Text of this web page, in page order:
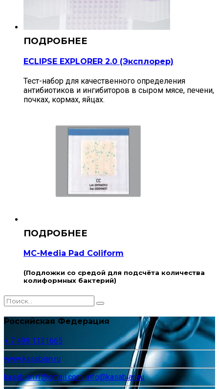
ECLIPSE EXPLORER 2.0 (Эксплорер)
Тест-набор для качественного определения
антибиотиков и ингибиторов в сыром мясе, печени,
почках, кормах, яйцах.
MC-Media Pad Coliform
(Подложки со средой для подсчёта количества
колиформных бактерий)
Российская Федерация
+ 7 499 1131665
www.kasabian.ru
kasabian.rf@gmail.com, info@kasabian.ru